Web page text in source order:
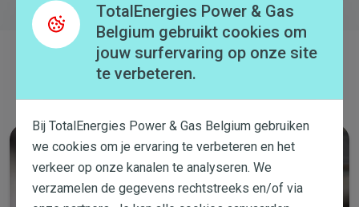
Neem contact met ons op
TotalEnergies Power & Gas
Belgium gebruikt cookies om
jouw surfervaring op onze site
te verbeteren.
Bij TotalEnergies Power & Gas Belgium gebruiken
we cookies om je ervaring te verbeteren en het
verkeer op onze kanalen te analyseren. We
verzamelen de gegevens rechtstreeks en/of via